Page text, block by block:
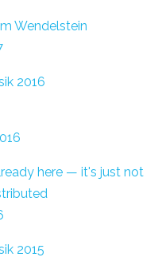
Wendelstein
2016
here — it's just not
2015